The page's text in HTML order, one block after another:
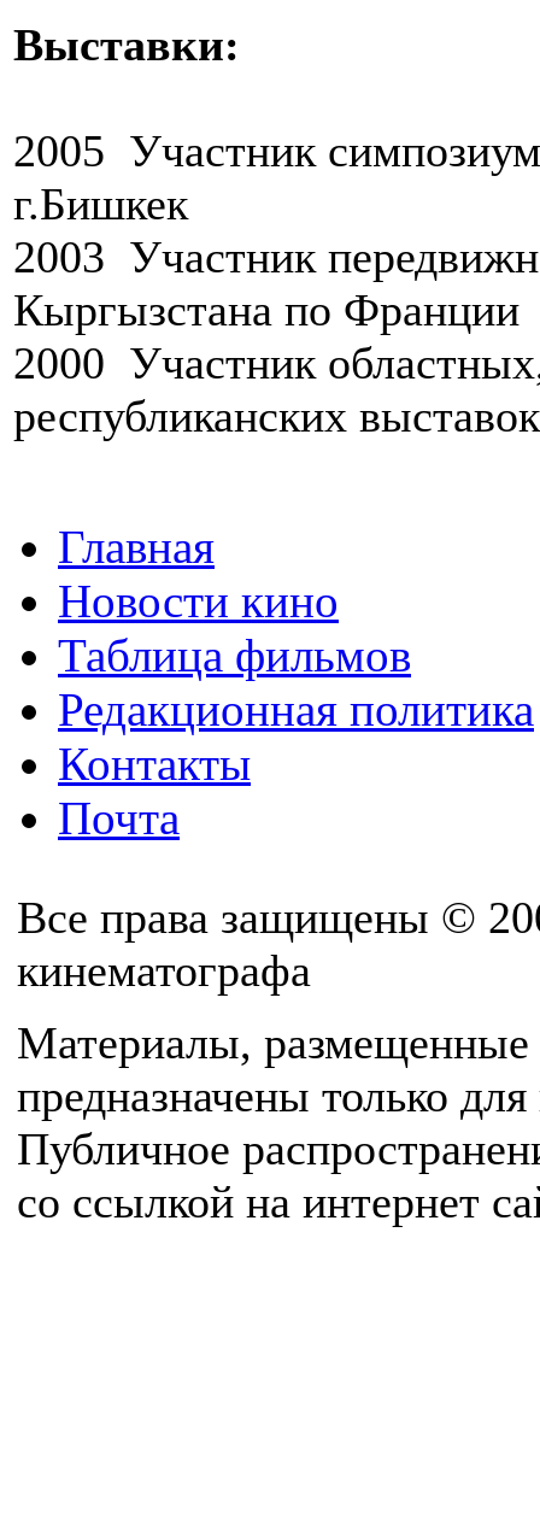
Выставки:
2005 Участник
г.Бишкек
2003 Участник
Кыргызстана по Франции
2000 Участник
республиканских
Главная
Новости кино
Таблица фильмов
Редакционная политика
Контакты
Почта
Все права защищены ©
кинематографа
Материалы, размещенные
предназначены только
Публичное
со ссылкой на интернет